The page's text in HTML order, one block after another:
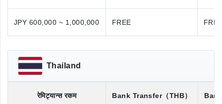
JPY 600,000 ~ 1,000,000 FREE
Thailand
रेमिट्यान्स रकम Bank Transfer（THB）